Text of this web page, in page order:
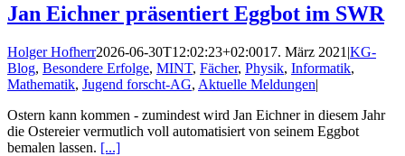
Jan Eichner präsentiert Eggbot im SWR
Holger Hofherr2026-06-30T12:02:23+02:0017. März 2021 |KG-
Blog, Besondere Erfolge, MINT, Fächer, Physik, Informatik,
Mathematik, Jugend forscht-AG, Aktuelle Meldungen|
Ostern kann kommen - zumindest wird Jan Eichner in diesem Jahr
die Ostereier vermutlich voll automatisiert von seinem Eggbot
bemalen lassen. [...]